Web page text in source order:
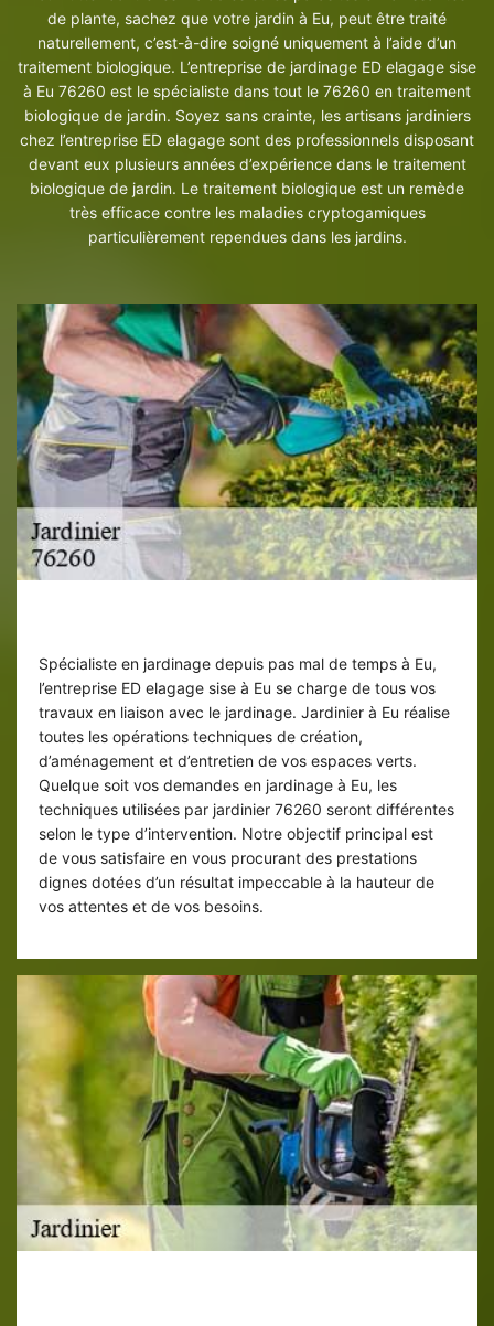
de plante, sachez que votre jardin à Eu, peut être traité
naturellement, c’est-à-dire soigné uniquement à l’aide d’un
traitement biologique. L’entreprise de jardinage ED elagage sise
à Eu 76260 est le spécialiste dans tout le 76260 en traitement
biologique de jardin. Soyez sans crainte, les artisans jardiniers
chez l’entreprise ED elagage sont des professionnels disposant
devant eux plusieurs années d’expérience dans le traitement
biologique de jardin. Le traitement biologique est un remède
très efficace contre les maladies cryptogamiques
particulièrement rependues dans les jardins.
Spécialiste en jardinage depuis pas mal de temps à Eu,
l’entreprise ED elagage sise à Eu se charge de tous vos
travaux en liaison avec le jardinage. Jardinier à Eu réalise
toutes les opérations techniques de création,
d’aménagement et d’entretien de vos espaces verts.
Quelque soit vos demandes en jardinage à Eu, les
techniques utilisées par jardinier 76260 seront différentes
selon le type d’intervention. Notre objectif principal est
de vous satisfaire en vous procurant des prestations
dignes dotées d’un résultat impeccable à la hauteur de
vos attentes et de vos besoins.